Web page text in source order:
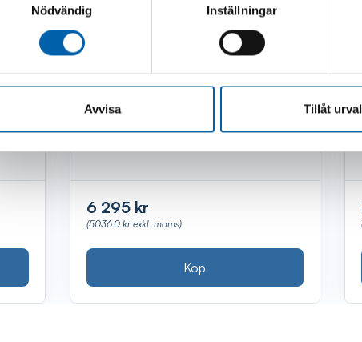
Nödvändig
Inställningar
Avvisa Tillåt urval
SLÄPKÄRRÄ MED TIPP MAX
400KG FÖRZINKT
6 295 kr
(5036.0 kr exkl. moms)
Köp